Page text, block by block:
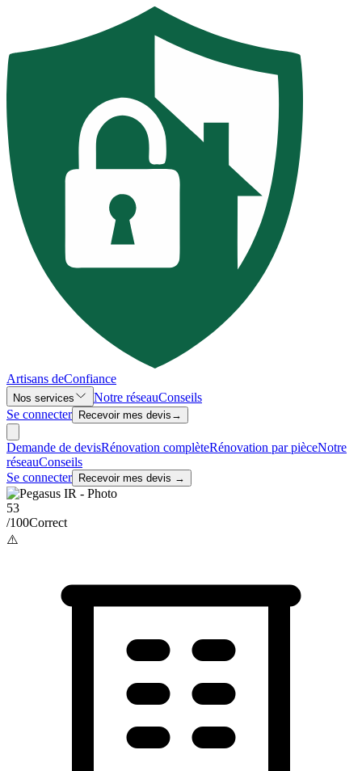
Artisans deConfiance
Nos services Notre réseauConseils
Se connecter
Recevoir mes devis →
Demande de devisRénovation complèteRénovation par pièceNotre
réseauConseils
Se connecter
Recevoir mes devis →
53
/100Correct
⚠️